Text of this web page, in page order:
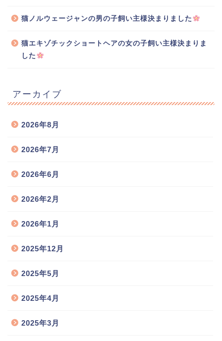
猫ノルウェージャンの男の子飼い主様決まりました
猫エキゾチックショートヘアの女の子飼い主様決まりま
した
アーカイブ
2026年8月
2026年7月
2026年6月
2026年2月
2026年1月
2025年12月
2025年5月
2025年4月
2025年3月